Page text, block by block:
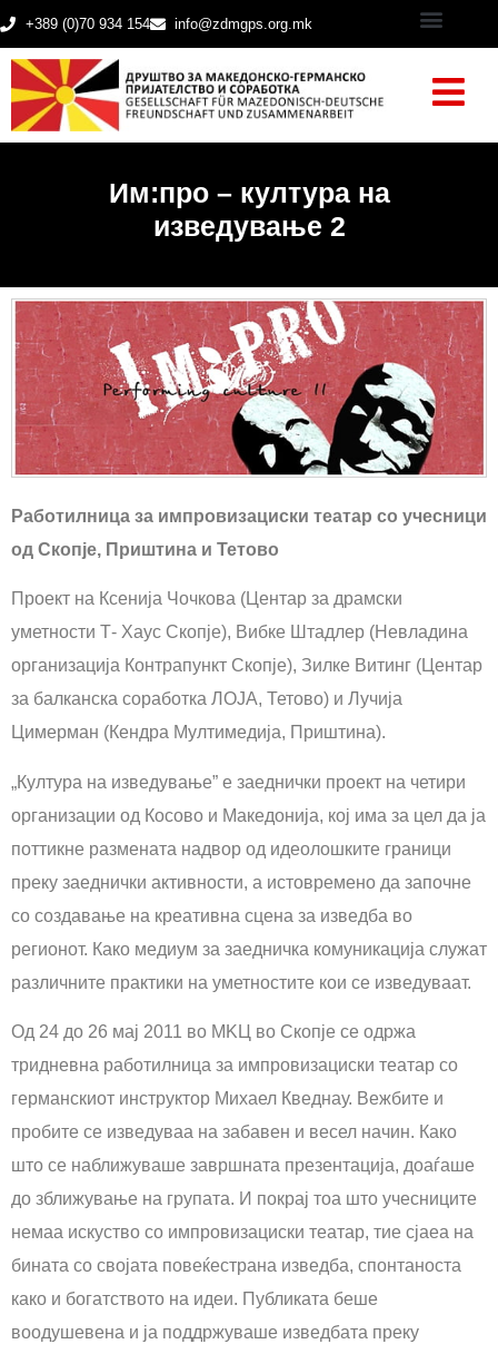
+389 (0)70 934 154 info@zdmgps.org.mk
Им:про – култура на
изведување 2
Работилница за импровизациски театар со учесници
од Скопје, Приштина и Тетово
Проект на Ксенија Чочкова (Центар за драмски
уметности Т- Хаус Скопје), Вибке Штадлер (Невладина
организација Контрапункт Скопје), Зилке Витинг (Центар
за балканска соработка ЛОЈА, Тетово) и Лучија
Цимерман (Кендра Мултимедија, Приштина).
„Култура на изведување” е заеднички проект на четири
организации од Косово и Македонија, кој има за цел да ја
поттикне размената надвор од идеолошките граници
преку заеднички активности, а истовремено да започне
со создавање на креативна сцена за изведба во
регионот. Како медиум за заедничка комуникација служат
различните практики на уметностите кои се изведуваат.
Од 24 до 26 мај 2011 во MKЦ во Скопје се одржа
тридневна работилница за импровизациски театар со
германскиот инструктор Михаел Кведнау. Вежбите и
пробите се изведуваа на забавен и весел начин. Како
што се наближуваше завршната презентација, доаѓаше
до зближување на групата. И покрај тоа што учесниците
немаа искуство со импровизациски театар, тие сјаеа на
бината со својата повеќестрана изведба, спонтаноста
како и богатството на идеи. Публиката беше
воодушевена и ја поддржуваше изведбата преку